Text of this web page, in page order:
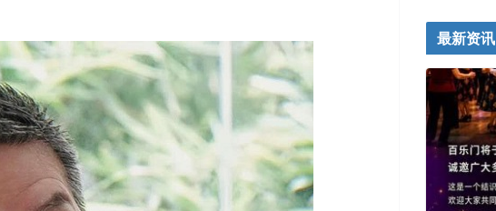
最新资讯